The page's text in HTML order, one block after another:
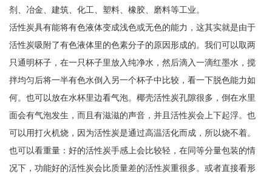
剂、冶金、建筑、化工、塑料、橡胶、磨料等工业。
活性炭具有能将有色液体变成浅色或无色的能力，这其实就是由于
活性炭吸附了有色液体里的色素分子的原因形成的。我们可以取两
只通明杯子，在一只杯子里放入纯净水，然后滴入一滴红墨水，搅
拌均匀后将一半有色水倒入另一个杯子中比较，看一下脱色能力如
何。也可以放在水杯里边看气泡。椰壳活性炭孔隙很多，倒在水里
面会有气泡发生，而且有滋滋的声音，并且活性炭会上下起浮。也
可以用打火机烧，因为活性炭是通过高温活化而成，所以烧不着。
也可以看重量：好的活性炭手感上会比较轻，在同等分量包装的情
况下，功能好的活性炭会比质量差的活性炭重很多。或者直接看形